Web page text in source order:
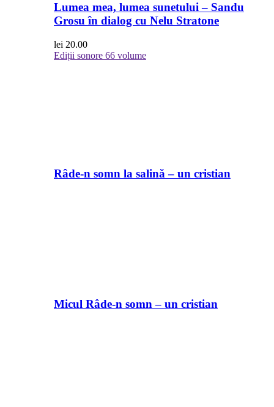
Lumea mea, lumea sunetului – Sandu
Grosu în dialog cu Nelu Stratone
lei 20.00
Ediții sonore 66 volume
Râde-n somn la salină – un cristian
Micul Râde-n somn – un cristian